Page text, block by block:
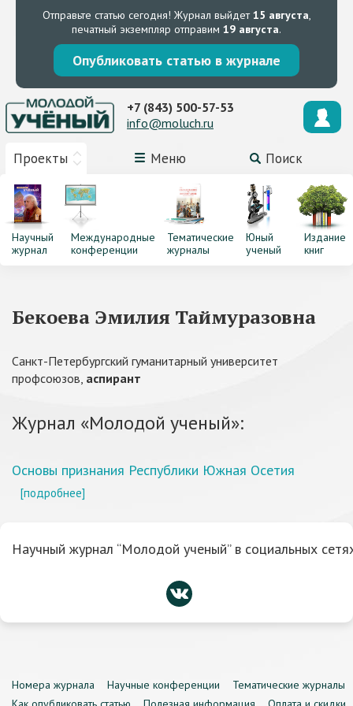
Отправьте статью сегодня! Журнал выйдет15 августа,
печатный экземпляр отправим 19 августа.
Опубликовать статью в журнале
Проекты Меню Поиск
+7 (843) 500-57-53
info@moluch.ru
Научный
журнал
Международные
конференции
Тематические
журналы
Юный
ученый
Издание
книг
Бекоева Эмилия Таймуразовна
Санкт-Петербургский гуманитарный университет
профсоюзов, аспирант
Журнал «Молодой ученый»:
Основы признания Республики Южная Осетия
[подробнее]
Научный журнал “Молодой ученый” в социальных
Номера журнала Научные конференции
Тематические журналы